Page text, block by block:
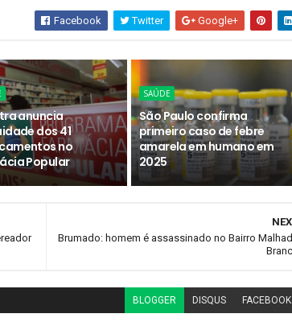
Facebook Twitter Google+
anuncia
dos 41
no
Popular
SAÚDE
São Paulo confirma
primeiro caso de febre
amarela em humano em
2025
Brumado: homem é assassinado no Bairro
BLOGGER DISQUS FACEBOOK